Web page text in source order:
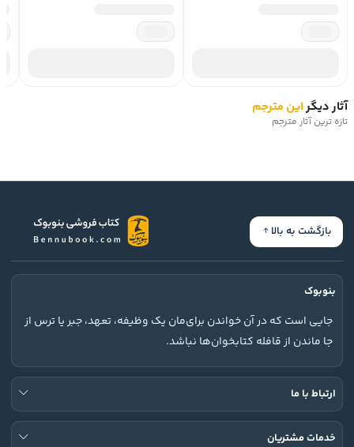
آثار دیگراین مترجم
تازه ترین آثار مترجم
بازگشت به بالا
بنوبوک
جایی است که در آن خواندن برای‌مان یک وظیفه، تعهد، جبر یا ترس از
جا ماندن از قافله کتابخوان‌ها نباشد.
ارتباط با ما
خدمات مشتریان